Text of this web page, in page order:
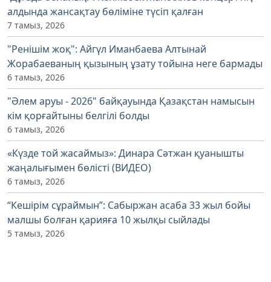
алдында жансақтау бөліміне түсіп қалған
7 тамыз, 2026
"Ренішім жоқ": Айгүл Иманбаева Алтынай
Жорабаеваның қызының ұзату тойына неге бармады
6 тамыз, 2026
"Әлем аруы - 2026" байқауында Қазақстан намысын
кім қорғайтыны белгілі болды
6 тамыз, 2026
«Күзде той жасаймыз»: Динара Сәтжан қуанышты
жаңалығымен бөлісті (ВИДЕО)
6 тамыз, 2026
“Кешірім сұраймын”: Сабыржан асаба 33 жыл бойы
малшы болған қарияға 10 жылқы сыйлады
5 тамыз, 2026